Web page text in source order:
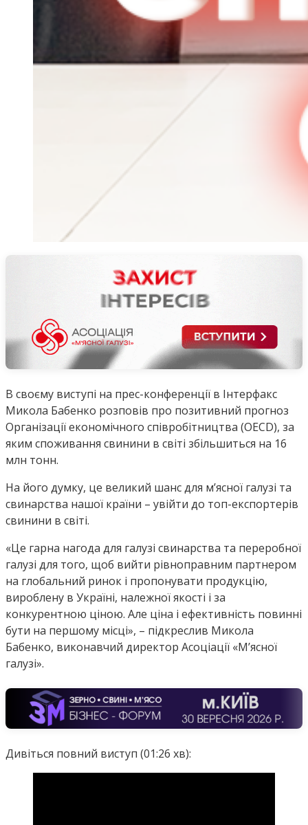
В своєму виступі на прес-конференції в Інтерфакс
Микола Бабенко розповів про позитивний прогноз
Організації економічного співробітництва (OECD), за
яким споживання свинини в світі збільшиться на 16
млн тонн.
На його думку, це великий шанс для м’ясної галузі та
свинарства нашої країни – увійти до топ-експортерів
свинини в світі.
«Це гарна нагода для галузі свинарства та переробної
галузі для того, щоб вийти рівноправним партнером
на глобальний ринок і пропонувати продукцію,
вироблену в Україні, належної якості і за
конкурентною ціною. Але ціна і ефективність повинні
бути на першому місці», – підкреслив Микола
Бабенко, виконавчий директор Асоціації «М’ясної
галузі».
Дивіться повний виступ (01:26 хв):